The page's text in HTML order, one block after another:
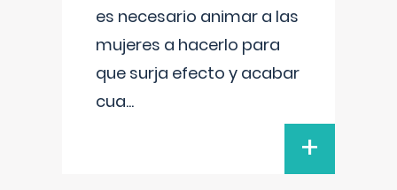
es necesario animar a las
mujeres a hacerlo para
que surja efecto y acabar
cua...
+